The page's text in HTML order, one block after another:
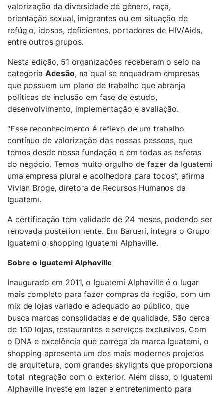
valorização da diversidade de gênero, raça,
orientação sexual, imigrantes ou em situação de
refúgio, idosos, deficientes, portadores de HIV/Aids,
entre outros grupos.
Nesta edição, 51 organizações receberam o selo na
categoria Adesão, na qual se enquadram empresas
que possuem um plano de trabalho que abranja
políticas de inclusão em fase de estudo,
desenvolvimento, implementação e avaliação.
“Esse reconhecimento é reflexo de um trabalho
contínuo de valorização das nossas pessoas, que
temos desde nossa fundação e em todas as esferas
do negócio. Temos muito orgulho de fazer da Iguatemi
uma empresa plural e acolhedora para todos”, afirma
Vivian Broge, diretora de Recursos Humanos da
Iguatemi.
A certificação tem validade de 24 meses, podendo ser
renovada posteriormente. Em Barueri, integra o Grupo
Iguatemi o shopping Iguatemi Alphaville.
Sobre o Iguatemi Alphaville
Inaugurado em 2011, o Iguatemi Alphaville é o lugar
mais completo para fazer compras da região, com um
mix de lojas variado e adequado ao público, que
busca marcas consolidadas e de qualidade. São cerca
de 150 lojas, restaurantes e serviços exclusivos. Com
o DNA e excelência que carrega da marca Iguatemi, o
shopping apresenta um dos mais modernos projetos
de arquitetura, com grandes skylights que proporciona
total integração com o exterior. Além disso, o Iguatemi
Alphaville investe em lazer e entretenimento para